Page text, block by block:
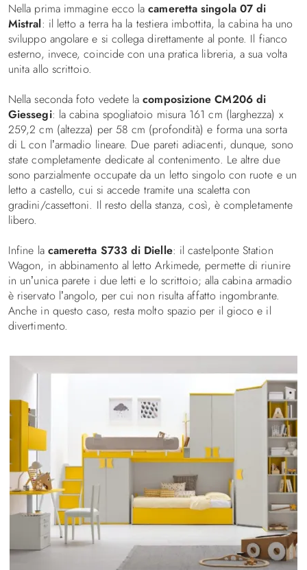
Nella prima immagine ecco lacameretta singola 07 di
Mistral: il letto a terra ha la testiera imbottita, la cabina ha uno
sviluppo angolare e si collega direttamente al ponte. Il fianco
esterno, invece, coincide con una pratica libreria, a sua volta
unita allo scrittoio.
Nella seconda foto vedete lacomposizione CM206 di
Giessegi: la cabina spogliatoio misura 161 cm (larghezza) x
259,2 cm (altezza) per 58 cm (profondità) e forma una sorta
di L con l’armadio lineare. Due pareti adiacenti, dunque, sono
state completamente dedicate al contenimento. Le altre due
sono parzialmente occupate da un letto singolo con ruote e un
letto a castello, cui si accede tramite una scaletta con
gradini/cassettoni. Il resto della stanza, così, è completamente
libero.
Infine la cameretta S733 di Dielle: il castelponte Station
Wagon, in abbinamento al letto Arkimede, permette di riunire
in un’unica parete i due letti e lo scrittoio; alla cabina armadio
è riservato l’angolo, per cui non risulta affatto ingombrante.
Anche in questo caso, resta molto spazio per il gioco e il
divertimento.